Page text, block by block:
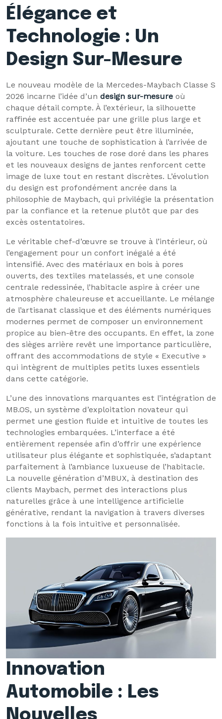
Élégance et
Technologie : Un
Design Sur-Mesure
Le nouveau modèle de la Mercedes-Maybach Classe S
2026 incarne l’idée d’un design sur-mesure où
chaque détail compte. À l’extérieur, la silhouette
raffinée est accentuée par une grille plus large et
sculpturale. Cette dernière peut être illuminée,
ajoutant une touche de sophistication à l’arrivée de
la voiture. Les touches de rose doré dans les phares
et les nouveaux designs de jantes renforcent cette
image de luxe tout en restant discrètes. L’évolution
du design est profondément ancrée dans la
philosophie de Maybach, qui privilégie la présentation
par la confiance et la retenue plutôt que par des
excès ostentatoires.
Le véritable chef-d’œuvre se trouve à l’intérieur, où
l’engagement pour un confort inégalé a été
intensifié. Avec des matériaux en bois à pores
ouverts, des textiles matelassés, et une console
centrale redessinée, l’habitacle aspire à créer une
atmosphère chaleureuse et accueillante. Le mélange
de l’artisanat classique et des éléments numériques
modernes permet de composer un environnement
propice au bien-être des occupants. En effet, la zone
des sièges arrière revêt une importance particulière,
offrant des accommodations de style « Executive »
qui intègrent de multiples petits luxes essentiels
dans cette catégorie.
L’une des innovations marquantes est l’intégration de
MB.OS, un système d’exploitation novateur qui
permet une gestion fluide et intuitive de toutes les
technologies embarquées. L’interface a été
entièrement repensée afin d’offrir une expérience
utilisateur plus élégante et sophistiquée, s’adaptant
parfaitement à l’ambiance luxueuse de l’habitacle.
La nouvelle génération d’MBUX, à destination des
clients Maybach, permet des interactions plus
naturelles grâce à une intelligence artificielle
générative, rendant la navigation à travers diverses
fonctions à la fois intuitive et personnalisée.
Innovation
Automobile : Les